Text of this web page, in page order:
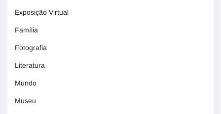
Exposição Virtual
Família
Fotografia
Literatura
Mundo
Museu